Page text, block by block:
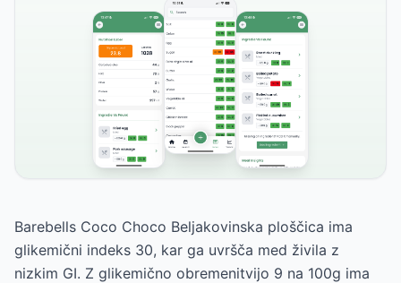
Barebells Coco Choco Beljakovinska ploščica ima
glikemični indeks 30, kar ga uvršča med živila z
nizkim GI. Z glikemično obremenitvijo 9 na 100g ima